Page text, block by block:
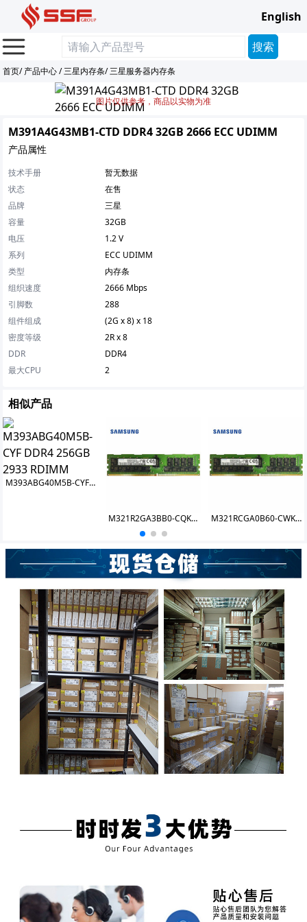
English
首页/产品中心/三星内存条/三星服务器内存条
图片仅供参考，商品以实物为准
M391A4G43MB1-CTD DDR4 32GB 2666 ECC UDIMM
产品属性
技术手册
暂无数据
状态
在售
品牌
三星
容量
32GB
电压
1.2 V
系列
ECC UDIMM
类型
内存条
组织速度
2666 Mbps
引脚数
288
组件组成
(2G x 8) x 18
密度等级
2R x 8
DDR
DDR4
最大CPU
2
相似产品
M393ABG40M5B-CYF DDR4 256GB 2933 RDIMM
M321R2GA3BB0-CQK RDIMM DDR5-4800 16GB M321RCGA0B60-CWK RDIMM DDR5-4800 512GB